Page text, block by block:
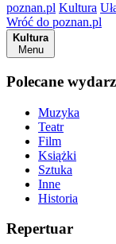
poznan.pl Kultura
Wróć do poznan.pl
Kultura
Menu
Polecane
Muzyka
Teatr
Film
Książki
Sztuka
Inne
Historia
Repertuar